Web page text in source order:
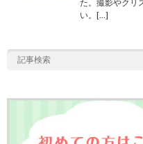
た。撮影やクリ
い。[…]